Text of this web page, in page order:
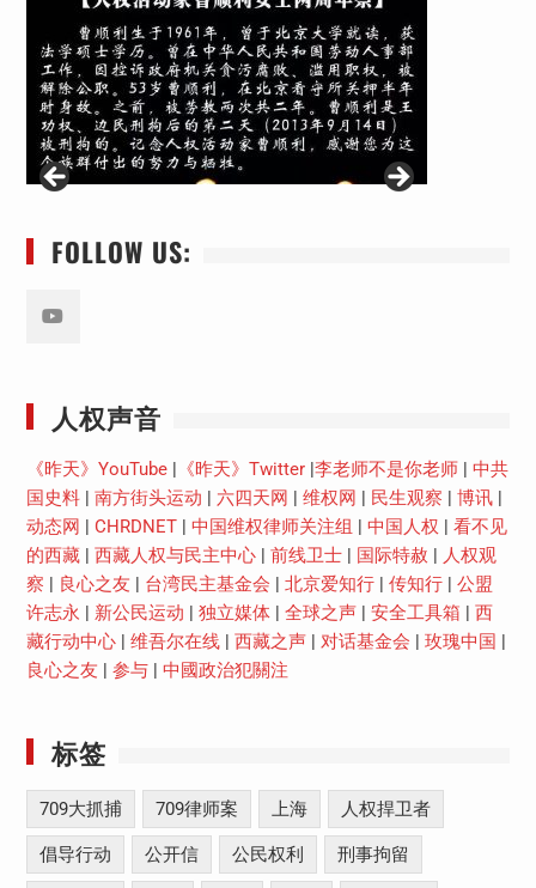
FOLLOW US:
人权声音
《昨天》YouTube| 《昨天》Twitter| 李老师不是你老师| 中共
国史料| 南方街头运动 六四天网 维权网 民生观察 博讯|
动态网
CHRDNET| 中国维权律师关注组 中国人权
看不见
的西藏| 西藏人权与民主中心| 前线卫士| 国际特赦
人权观
察
良心之友 台湾民主基金会 北京爱知行| 传知行| 公盟
许志永
新公民运动 独立媒体| 全球之声| 安全工具箱
西
藏行动中心| 维吾尔在线| 西藏之声| 对话基金会 玫瑰中国
良心之友
参与| 中國政治犯關注
标签
709大抓捕 709律师案 上海 人权捍卫者
倡导行动 公开信 公民权利 刑事拘留